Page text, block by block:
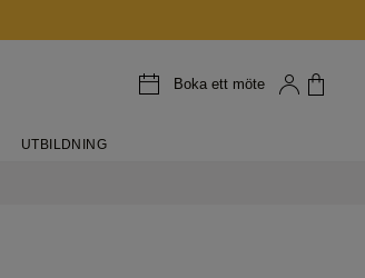
Boka ett möte
UTBILDNING